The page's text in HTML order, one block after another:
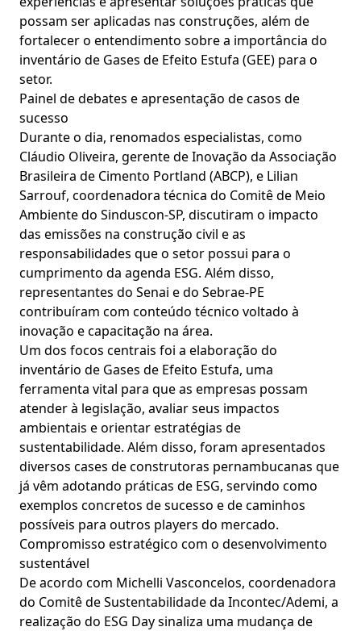
possam ser aplicadas nas construções, além de
fortalecer o entendimento sobre a importância do
inventário de Gases de Efeito Estufa (GEE) para o
setor.
Painel de debates e apresentação de casos de
sucesso
Durante o dia, renomados especialistas, como
Cláudio Oliveira, gerente de Inovação da Associação
Brasileira de Cimento Portland (ABCP), e Lilian
Sarrouf, coordenadora técnica do Comitê de Meio
Ambiente do Sinduscon-SP, discutiram o impacto
das emissões na construção civil e as
responsabilidades que o setor possui para o
cumprimento da agenda ESG. Além disso,
representantes do Senai e do Sebrae-PE
contribuíram com conteúdo técnico voltado à
inovação e capacitação na área.
Um dos focos centrais foi a elaboração do
inventário de Gases de Efeito Estufa, uma
ferramenta vital para que as empresas possam
atender à legislação, avaliar seus impactos
ambientais e orientar estratégias de
sustentabilidade. Além disso, foram apresentados
diversos cases de construtoras pernambucanas que
já vêm adotando práticas de ESG, servindo como
exemplos concretos de sucesso e de caminhos
possíveis para outros players do mercado.
Compromisso estratégico com o desenvolvimento
sustentável
De acordo com Michelli Vasconcelos, coordenadora
do Comitê de Sustentabilidade da Incontec/Ademi, a
realização do ESG Day sinaliza uma mudança de